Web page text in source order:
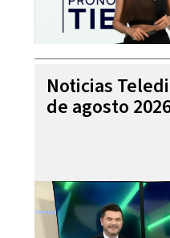
Noticias
de agosto